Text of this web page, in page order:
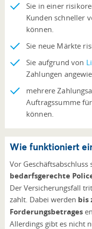
Sie in einer
Kunden schneller
können.
Sie neue Märkte
Sie aufgrund von
Zahlungen
mehrere
Auftragssumme
können.
Wie funktioniert
Vor Geschäftsabschluss
bedarfsgerechte
Der Versicherungsfall
zahlt. Dabei werden bis
Forderungsbetrages
Allerdings gibt es nicht